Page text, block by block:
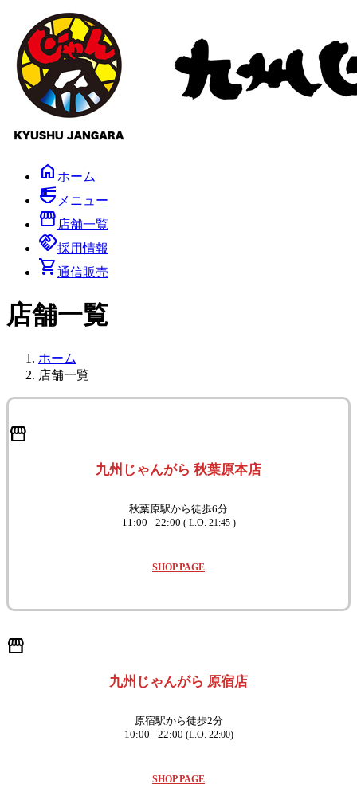
ン
ツ
キ
ー
シ
に
home ホーム
ramen_dining メニュー
storefront 店舗一覧
handshake採用情報
shopping_cart通信販売
店舗一覧
ホーム
店舗一覧
storefront
九州じゃんがら 秋葉原本店
秋葉原駅から徒歩6分
11:00 - 22:00 ( L.O. 21:45 )
SHOP PAGE
storefront
九州じゃんがら 原宿店
原宿駅から徒歩2分
10:00 - 22:00 (L.O. 22:00)
SHOP PAGE